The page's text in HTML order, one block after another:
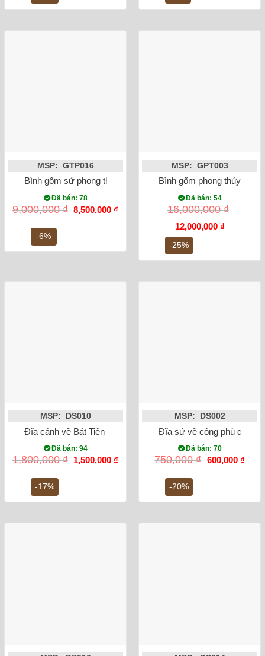
-6%
MSP: GTP016
Bình gốm sứ phong thủy tỏi chim công vẽ vàng đắp nổi màu
Đã bán: 78
9,000,000₫ Giá
gốc
8,500,000 ₫
-25%
MSP: GPT003
Bình gốm phong thủy tỏi
Đã bán: 54
16,000,000₫
Giá
gốc
là:
16,000,000 ₫.
12,000,000 ₫Giá
-17%
MSP: DS010
Đĩa cảnh vẽ Bát Tiên Quá Hải phi 38cm
Đã bán: 94
1,800,000₫
Giá
gốc
1,500,000 ₫
1,500,000 ₫.
-20%
MSP: DS002
Đĩa sứ vẽ công phù dung
Đã bán: 70
750,000₫ Giá
600,000 ₫Giá